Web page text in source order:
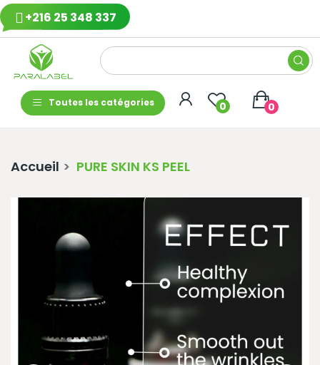
+216 25 348 337
Toutes les catégories 0 0
Accueil PURE SKIN KS PEEL